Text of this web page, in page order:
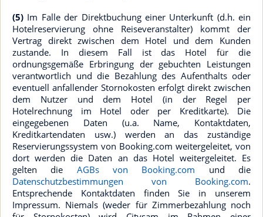
(5) Im Falle der Direktbuchung einer Unterkunft (d.h. ein
Hotelreservierung ohne Reiseveranstalter) kommt der
Vertrag direkt zwischen dem Hotel und dem Kunden
zustande. In diesem Fall ist das Hotel für die
ordnungsgemäße Erbringung der gebuchten Leistungen
verantwortlich und die Bezahlung des Aufenthalts oder
eventuell anfallender Stornokosten erfolgt direkt zwischen
dem Nutzer und dem Hotel (in der Regel per
Hotelrechnung im Hotel oder per Kreditkarte). Die
eingegebenen Daten (u.a. Name, Kontaktdaten,
Kreditkartendaten usw.) werden an das zuständige
Reservierungssystem von Booking.com weitergeleitet, von
dort werden die Daten an das Hotel weitergeleitet. Es
gelten die AGBs von Booking.com und die
Datenschutzbestimmungen von Booking.com.
Entsprechende Kontaktdaten finden Sie in unserem
Impressum. Niemals (weder für Zimmerbezahlung noch